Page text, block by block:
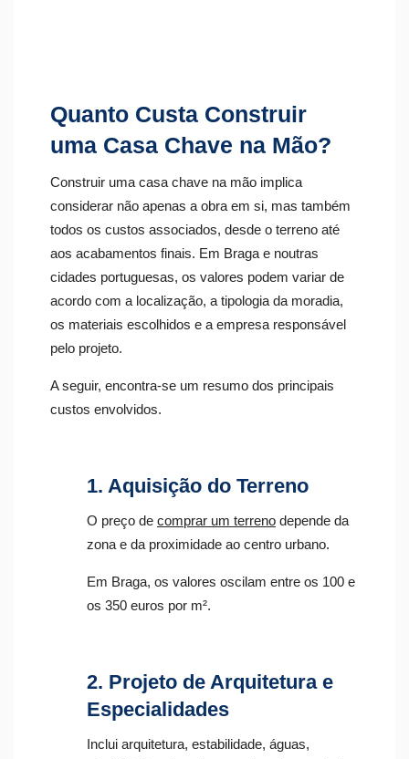
Quanto Custa Construir
uma Casa Chave na Mão?
Construir uma casa chave na mão implica
considerar não apenas a obra em si, mas também
todos os custos associados, desde o terreno até
aos acabamentos finais. Em Braga e noutras
cidades portuguesas, os valores podem variar de
acordo com a localização, a tipologia da moradia,
os materiais escolhidos e a empresa responsável
pelo projeto.
A seguir, encontra-se um resumo dos principais
custos envolvidos.
1. Aquisição do Terreno
O preço de comprar um terreno depende da
zona e da proximidade ao centro urbano.
Em Braga, os valores oscilam entre os 100 e
os 350 euros por m².
2. Projeto de Arquitetura e
Especialidades
Inclui arquitetura, estabilidade, águas,